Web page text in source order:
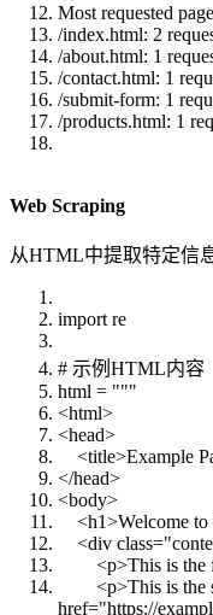
Most requested
/index.html: 2
/about.html: 1
/contact.html: 1
/submit-form: 1
/products.html: 1
Web Scraping
从HTML中提取特定信息
import re
# 示例HTML内容
html = """
<html>
<head>
<title>Example
</head>
<body>
<h1>Welcome to
<div
<p>This is the
<p>This is the
href="https://